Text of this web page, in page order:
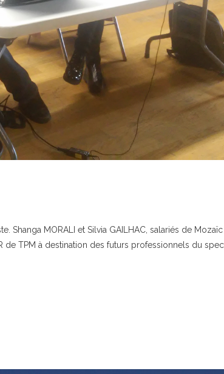
Shanga MORALI et Silvia GAILHAC, salariés de
TPM à destination des futurs professionnels du